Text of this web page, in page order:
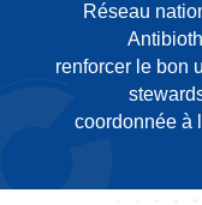
Réseau
renforcer le bon
coordonnée à